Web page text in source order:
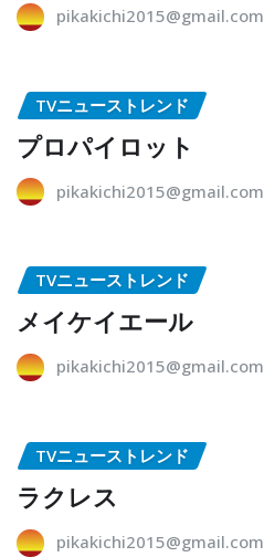
pikakichi2015@gmail.com
TVニューストレンド
プロパイロット
pikakichi2015@gmail.com
TVニューストレンド
メイケイエール
pikakichi2015@gmail.com
TVニューストレンド
ラクレス
pikakichi2015@gmail.com